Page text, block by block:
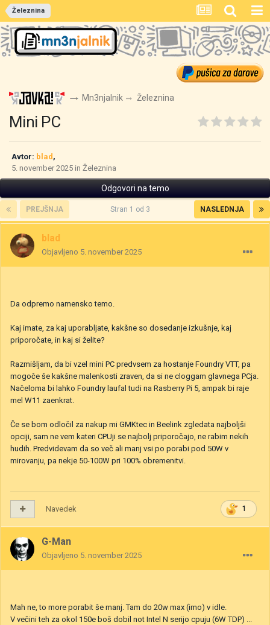
Železnina
Mn3njalnik Železnina
Mini PC
Avtor: blad ,
5. november 2025 in Železnina
Odgovori na temo
PREJŠNJA NASLEDNJA
Stran 1 od 3
blad
Objavljeno 5. november 2025
Da odpremo namensko temo.
Kaj imate, za kaj uporabljate, kakšne so dosedanje izkušnje, kaj
priporočate, in kaj si želite?
Razmišljam, da bi vzel mini PC predvsem za hostanje Foundry VTT, pa
mogoče še kakšne malenkosti zraven, da si ne cloggam glavnega PCja.
Načeloma bi lahko Foundry laufal tudi na Rasberry Pi 5, ampak bi raje
mel W11 zaenkrat.
Če se bom odločil za nakup mi GMKtec in Beelink zgledata najboljši
opciji, sam ne vem kateri CPUji se najbolj priporočajo, ne rabim nekih
hudih. Predvidevam da so več ali manj vsi po porabi pod 50W v
mirovanju, pa nekje 50-100W pri 100% obremenitvi.
1
Navedek
G-Man
Objavljeno 5. november 2025
Mah ne, to more porabit še manj. Tam do 20w max (imo) v idle.
V večini teh za okol 150e boš dobil not Intel N serijo cpuju (6W TDP) ...